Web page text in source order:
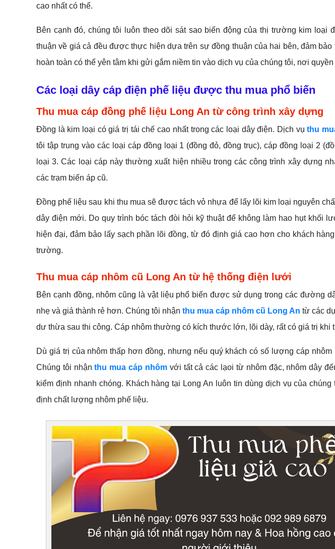
cao nhất có thể.
Bên cạnh đó, chúng tôi luôn theo dõi sát sao biến động của thị trường kim loại
thuận về giá cả đều được thực hiện dựa trên sự đồng thuận của hai bên, đảm
hoàn toàn có thể yên tâm khi gửi gắm niềm tin vào dịch vụ của chúng tôi, nơi
Các loại dây cáp điện phế liệu được thu mua phổ biến
Thu mua cáp đồng phế liệu Long An từ công trình xây dựng
Đồng là kim loại có giá trị tái chế cao nhất trong các loại dây điện. Dịch vụthu
tôi tập trung vào các loại cáp đồng loại 1 (đồng đỏ, đồng trục), cáp đồng loại 2
loại 3. Các loại cáp này thường xuất hiện nhiều trong các công trình xây dựng
các trạm biến áp cũ.
Đồng phế liệu sau khi thu mua sẽ được tách vỏ nhựa để lấy lõi kim loại nguyên
dây điện mới. Do quy trình bóc tách đòi hỏi kỹ thuật để không làm hao hụt khối
hiện đại, đảm bảo lấy sạch phần lõi đồng, từ đó định giá cao hơn cho khách
trường.
Thu mua cáp nhôm cũ Long An từ hệ thống điện lưới
Bên cạnh đồng, nhôm cũng là vật liệu phổ biến được sử dụng trong các đường
nhẹ và giá thành rẻ hơn. Chúng tôi nhậnthu mua cáp nhôm cũ Long An từ các
dư thừa sau thi công. Cáp nhôm thường có kích thước lớn, lõi dày, rất có giá trị
Dù giá trị của nhôm thấp hơn đồng, nhưng nếu quý khách có số lượng cáp
Chúng tôi nhậnthu mua cáp nhômvới tất cả các lạoi từ nhôm đặc, nhôm dây
kiểm định nhanh chóng. Khách hàng tại Long An luôn tin dùng dịch vụ của
định chất lượng nhôm phế liệu.